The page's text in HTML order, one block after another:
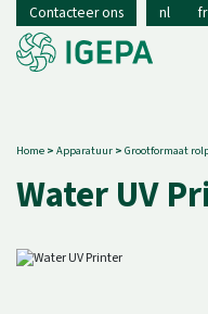
Contacteer ons nl fr
Home > Apparatuur > Grootformaat
Water UV